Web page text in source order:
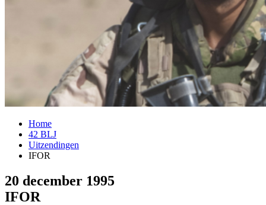
Home
42 BLJ
Uitzendingen
IFOR
20 december 1995
IFOR